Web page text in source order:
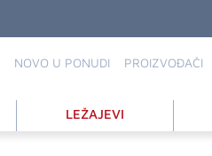
NOVO U PONUDI PROIZVOĐAČI
LEŽAJEVI